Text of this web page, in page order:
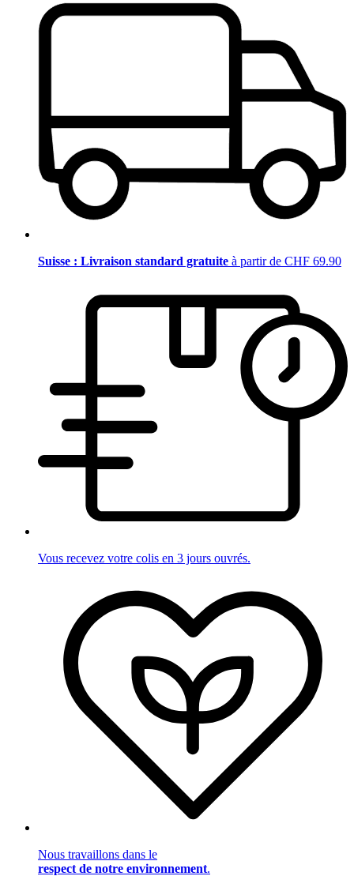
Suisse : Livraison standard gratuite à partir de CHF 69.90
Vous recevez votre colis en 3 jours ouvrés.
Nous travaillons dans le
respect de notre environnement.